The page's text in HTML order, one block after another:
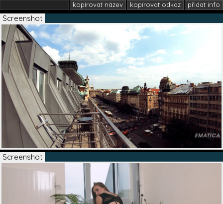
kopírovat název kopírovat odkaz přidat info
Screenshot
Screenshot